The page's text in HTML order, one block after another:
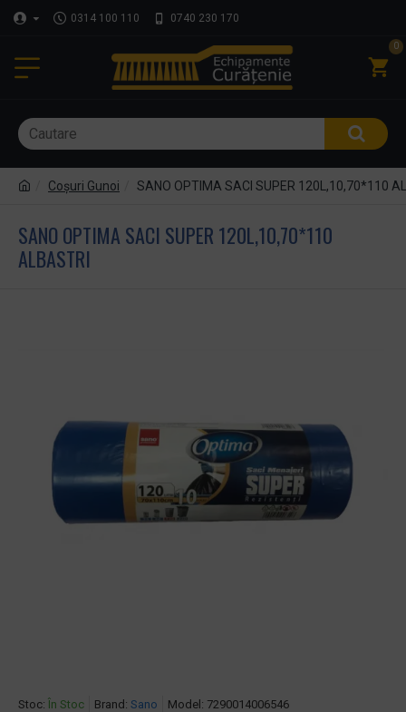
0314 100 110 0740 230 170
0
Coşuri Gunoi SANO OPTIMA SACI SUPER 120L,10,70*110
SANO OPTIMA SACI SUPER 120L,10,70*110
ALBASTRI
Stoc: În Stoc Brand: Sano Model: 7290014006546